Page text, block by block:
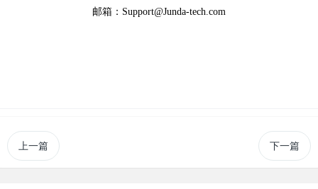
邮箱：Support@Junda-tech.com
上一篇 下一篇